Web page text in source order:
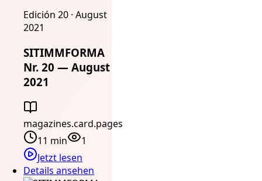
Edición 20 · August
2021
SITIMMFORMA
Nr. 20 — August
2021
magazines.card.pages
11 min
1
Jetzt lesen
Details ansehen